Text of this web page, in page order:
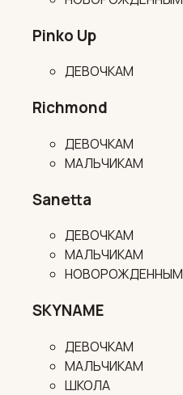
Pinko Up
ДЕВОЧКАМ
Richmond
ДЕВОЧКАМ
МАЛЬЧИКАМ
Sanetta
ДЕВОЧКАМ
МАЛЬЧИКАМ
НОВОРОЖДЕННЫМ
SKYNAME
ДЕВОЧКАМ
МАЛЬЧИКАМ
ШКОЛА